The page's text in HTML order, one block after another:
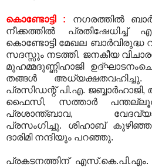
കൊണ്ടോട്ടി : നഗരത്തില്‍
നീക്കത്തില്‍
കൊണ്ടോട്ടി മേഖല ബാര്‍വിരുദ്ധ
സദസ്സും നടത്തി. ജനകീയ
മുഹമ്മദുണ്ണിഹാജി
തങ്ങള്‍ അധ്യക്ഷതവഹിച്ചു.
പ്രസിഡന്റ് പി.എ. ജബ്ബാര്‍ഹാജി,
ഫൈസി, സത്താര്‍
പ്രശാന്ത്ബാവ,
പ്രസംഗിച്ചു. ശിഹാബ്
ദാരിമി നന്ദിയും പറഞ്ഞു.
പ്രകടനത്തിന്